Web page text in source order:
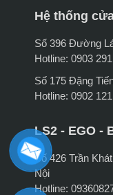
Hệ thống
Số 396 Đường
Hotline: 0903
Số 175 Đặng
Hotline: 0902
LS2 - EGO -
Số 426 Trần
Nội
Hotline: